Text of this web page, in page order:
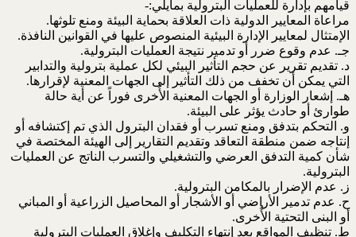
قيامهم بإدارة للعمليات البترولية بمايلي:-
مراعاة المعايير الدولية ذات العلاقة بحماية البيئة ومنع تلوثها.
الإمتثال لمعايير الإدارة البيئية المنصوص عليها في القوانين النافذة.
جـ. عدم وقوع ضرر أو تدمير نتيجة العمليات البترولية.
د. تقديم تقرير عن حجم التأثير البيئي لكل عملية بترولية والتدابير
التي يمكن أن تخفف من ذلك التأثير إلى الجهات المعنية لإقرارها.
هـ. إشعار الوزارة أو الجهات المعنية الأُخرى فوراً عن أية حالة
طوارئ أو حادث يؤثر على البيئة.
و. التحكم بتدفق ومنع تسرب أو فقدان البترول الذي تم إكتشافه أو
إنتاجه ضمن منطقة التعاقد وتقديم التقارير إلى الهيئة المختصة في
شأن كمية التدفق العرضي والتشغيلي والتسرب الناتج عن العمليات
البترولية.
ز. عدم الإضرار بالمكامن البترولية.
ح. عدم تدمير الأراضي أو الأشجار أو المحاصيل الزراعية أو المباني
أو البنى التحتية الأُخرى.
ط. تنظيف المواقع بعد إنتهاء التكليف وإغلاق العمليات البترولية